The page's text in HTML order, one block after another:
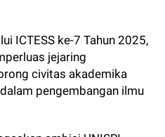
ICTESS ke-7 Tahun 2025,
jejaring
civitas akademika
pengembangan ilmu